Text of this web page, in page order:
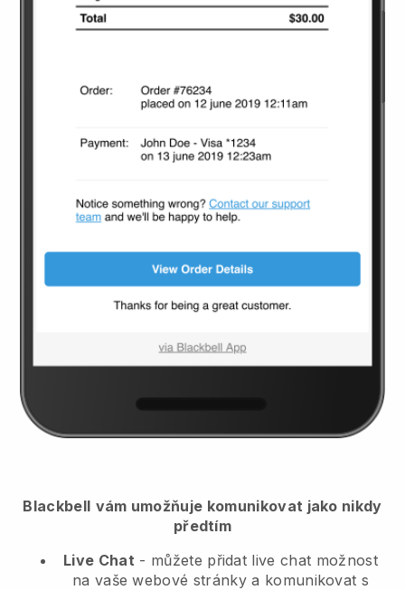
Blackbell vám umožňuje komunikovat jako nikdy
předtím
Live Chat - můžete přidat live chat možnost
na vaše webové stránky a komunikovat s